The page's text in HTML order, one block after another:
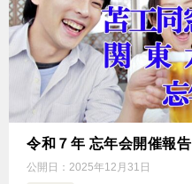
令和７年 忘年会開催報告
公開日： 2025年12月31日